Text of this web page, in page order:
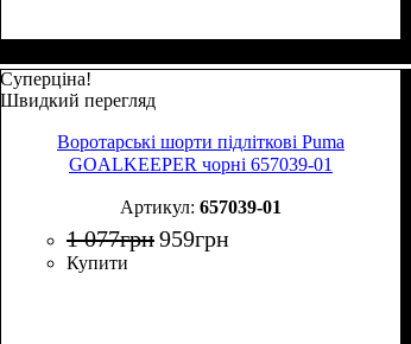
Суперціна!
Швидкий перегляд
Воротарські шорти підліткові Puma
GOALKEEPER чорні 657039-01
657039-01
1 077грн959грн
Купити